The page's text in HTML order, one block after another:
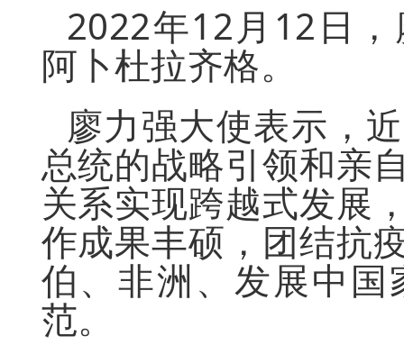
2022年12月12日
阿卜杜拉齐格。
廖力强大使表示，
总统的战略引领和亲
关系实现跨越式发展
作成果丰硕，团结抗
伯、非洲、发展中
范。